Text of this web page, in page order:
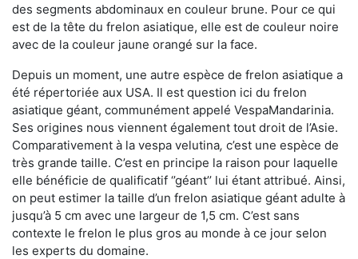
des segments abdominaux en couleur brune. Pour ce qui
est de la tête du frelon asiatique, elle est de couleur noire
avec de la couleur jaune orangé sur la face.
Depuis un moment, une autre espèce de frelon asiatique a
été répertoriée aux USA. Il est question ici du frelon
asiatique géant, communément appelé VespaMandarinia.
Ses origines nous viennent également tout droit de l’Asie.
Comparativement à la vespa velutina, c’est une espèce de
très grande taille. C’est en principe la raison pour laquelle
elle bénéficie de qualificatif ‘’géant’’ lui étant attribué. Ainsi,
on peut estimer la taille d’un frelon asiatique géant adulte à
jusqu’à 5 cm avec une largeur de 1,5 cm. C’est sans
contexte le frelon le plus gros au monde à ce jour selon
les experts du domaine.